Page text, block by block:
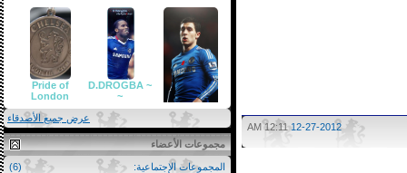
12-27-2012
12:11 AM
oussama.chelsea
~ D.DROGBA
Pride of
London
عرض جميع الأصدقاء
مجموعات الأعضاء
(6) المجموعات الإجتماعية: